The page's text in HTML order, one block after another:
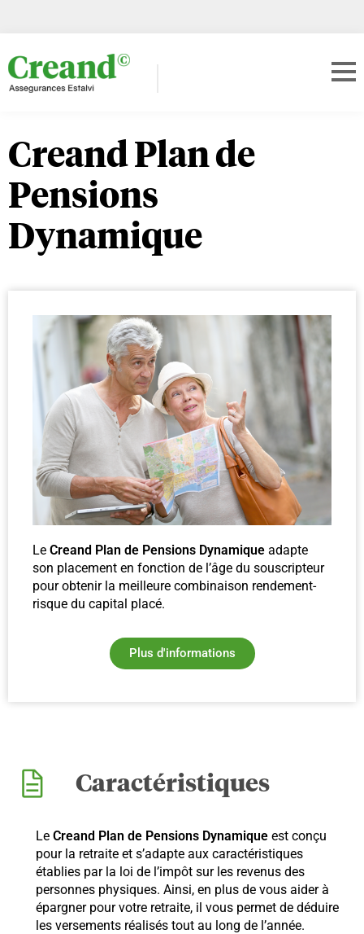
Creand Plan de
Pensions
Dynamique
Le Creand Plan de Pensions Dynamique adapte
son placement en fonction de l’âge du souscripteur
pour obtenir la meilleure combinaison rendement-
risque du capital placé.
Plus d'informations
Caractéristiques
Le Creand Plan de Pensions Dynamique est conçu
pour la retraite et s’adapte aux caractéristiques
établies par la loi de l’impôt sur les revenus des
personnes physiques. Ainsi, en plus de vous aider à
épargner pour votre retraite, il vous permet de déduire
les versements réalisés tout au long de l’année.